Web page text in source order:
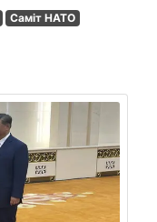
Саміт НАТО